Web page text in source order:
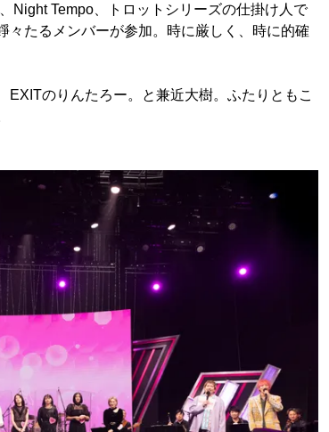
Night Tempo、トロットシリーズの仕掛け人で
々たるメンバーが参加。時に厳しく、時に的確
のりんたろー。と兼近大樹。ふたりともこ